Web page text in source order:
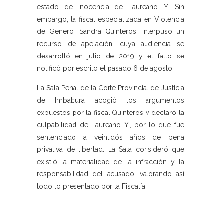
estado de inocencia de Laureano Y. Sin
embargo, la fiscal especializada en Violencia
de Género, Sandra Quinteros, interpuso un
recurso de apelación, cuya audiencia se
desarrolló en julio de 2019 y el fallo se
notificó por escrito el pasado 6 de agosto.
La Sala Penal de la Corte Provincial de Justicia
de Imbabura acogió los argumentos
expuestos por la fiscal Quinteros y declaró la
culpabilidad de Laureano Y., por lo que fue
sentenciado a veintidós años de pena
privativa de libertad. La Sala consideró que
existió la materialidad de la infracción y la
responsabilidad del acusado, valorando así
todo lo presentado por la Fiscalía.